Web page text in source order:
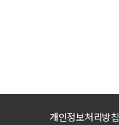
개인정보처리방침